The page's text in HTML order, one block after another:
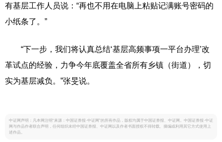
有基层工作人员说：“再也不用在电脑上粘贴记满账号密码的
小纸条了。”
“下一步，我们将认真总结‘基层高频事项一平台办理’改
革试点的经验，力争今年底覆盖全省所有乡镇（街道），切
实为基层减负。”张旻说。
中证网声明：凡本网注明“来源：中国证券报·中证网”的所有作品，版权均属于中国证券报、中证网。中国证券报·中证
网与作品作者联合声明，任何组织未经中国证券报、中证网以及作者书面授权不得转载、摘编或利用其它方式使用上
述作品。